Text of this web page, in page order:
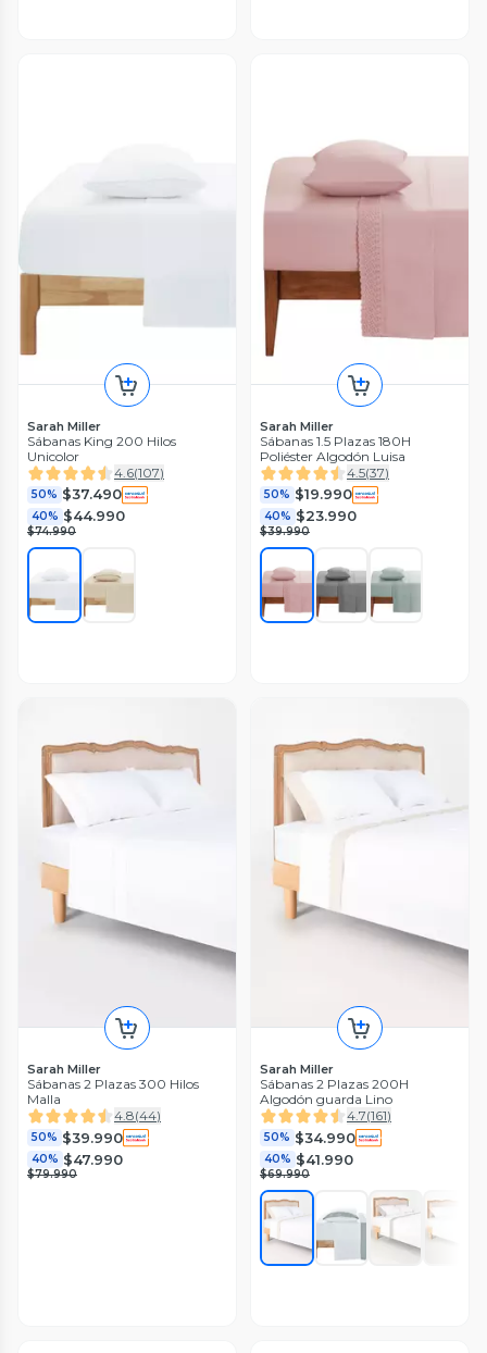
Sarah Miller
Sábanas King 200 Hilos
Unicolor
4.6(107)
50% $37.490
40% $44.990
$74.990
Sarah Miller
Sábanas 1.5 Plazas 180H
Poliéster Algodón Luisa
4.5(37)
50% $19.990
40% $23.990
$39.990
Sarah Miller
Sábanas 2 Plazas 300 Hilos
Malla
4.8(44)
50% $39.990
40% $47.990
$79.990
Sarah Miller
Sábanas 2 Plazas 200H
Algodón guarda Lino
4.7(161)
50% $34.990
40% $41.990
$69.990